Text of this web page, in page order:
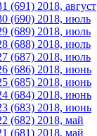
(691) 2018, август
(690) 2018, июль
(689) 2018, июль
(688) 2018, июль
(687) 2018, июль
(686) 2018, июнь
(685) 2018, июнь
(684) 2018, июнь
(683) 2018, июнь
(682) 2018, май
(681) 2018, май